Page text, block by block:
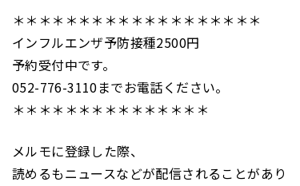
＊＊＊＊＊＊＊＊＊＊＊＊＊＊＊＊＊＊＊
インフルエンザ予防接種2500円
予約受付中です。
052-776-3110までお電話ください。
＊＊＊＊＊＊＊＊＊＊＊＊＊＊＊
メルモに登録した際、
読めるもニュースなどが配信されることがあり